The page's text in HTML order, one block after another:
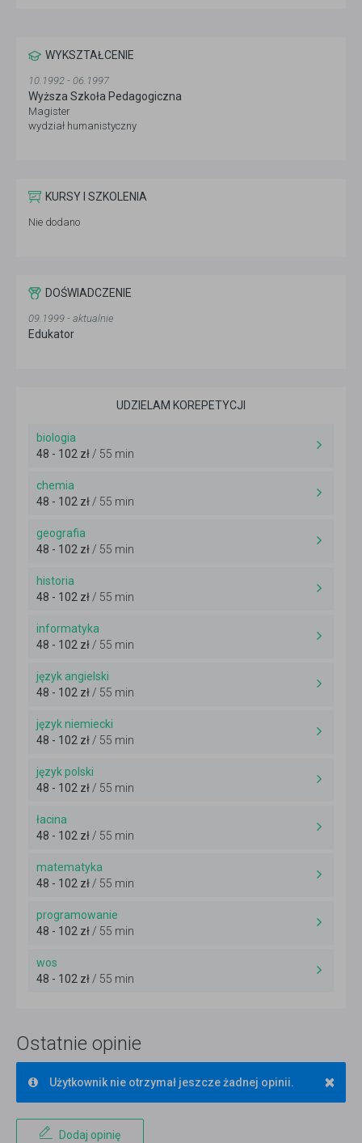
WYKSZTAŁCENIE
10.1992 - 06.1997
Wyższa Szkoła Pedagogiczna
Magister
wydział humanistyczny
KURSY I SZKOLENIA
Nie dodano
DOŚWIADCZENIE
09.1999 - aktualnie
Edukator
UDZIELAM KOREPETYCJI
biologia
48 - 102 zł/ 55 min
chemia
48 - 102 zł/ 55 min
geografia
48 - 102 zł/ 55 min
historia
48 - 102 zł/ 55 min
informatyka
48 - 102 zł/ 55 min
język angielski
48 - 102 zł/ 55 min
język niemiecki
48 - 102 zł/ 55 min
język polski
48 - 102 zł/ 55 min
łacina
48 - 102 zł/ 55 min
matematyka
48 - 102 zł/ 55 min
programowanie
48 - 102 zł/ 55 min
wos
48 - 102 zł/ 55 min
Ostatnie opinie
×
Użytkownik nie otrzymał jeszcze żadnej opinii.
Dodaj opinię